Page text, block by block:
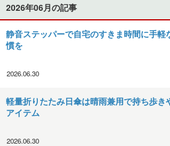
2026年06月の記事
静音ステッパーで自宅のすきま時間に手軽
慣を
2026.06.30
軽量折りたたみ日傘は晴雨兼用で持ち歩き
アイテム
2026.06.30